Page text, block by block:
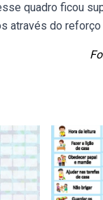
quadro ficou
através do